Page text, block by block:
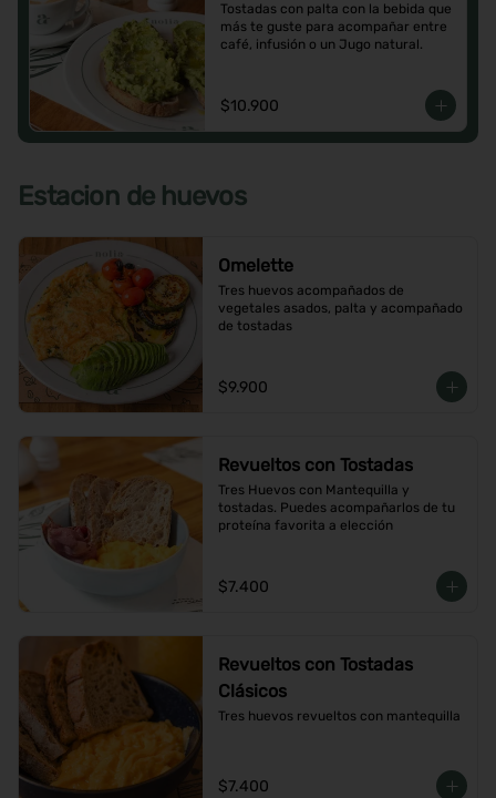
Tostadas con palta con la bebida que
más te guste para acompañar entre
café, infusión o un Jugo natural.
$10.900
Estacion de huevos
Omelette
Tres huevos acompañados de
vegetales asados, palta y acompañado
de tostadas
$9.900
Revueltos con Tostadas
Tres Huevos con Mantequilla y
tostadas. Puedes acompañarlos de tu
proteína favorita a elección
$7.400
Revueltos con Tostadas
Clásicos
Tres huevos revueltos con mantequilla
$7.400